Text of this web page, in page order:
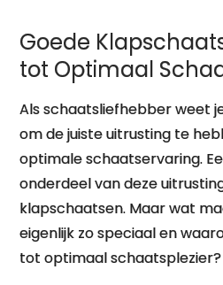
Goede
tot Optimaal
Als schaatsliefhebber weet
om de juiste uitrusting te
optimale schaatservaring.
onderdeel van deze
klapschaatsen. Maar wat
eigenlijk zo speciaal en
tot optimaal schaatsplezier?